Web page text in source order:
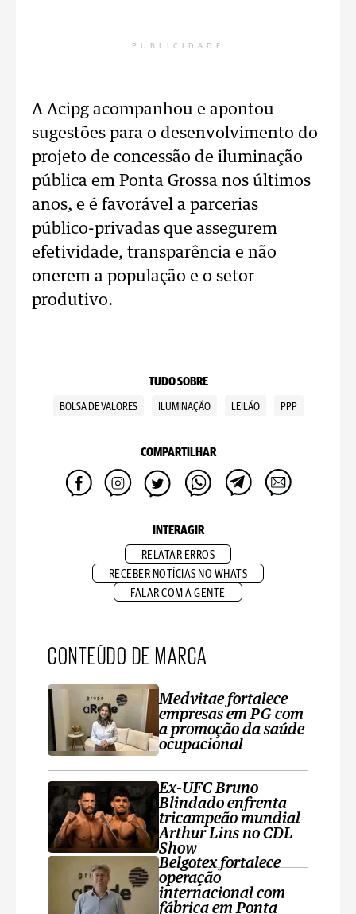
PUBLICIDADE
A Acipg acompanhou e apontou
sugestões para o desenvolvimento do
projeto de concessão de iluminação
pública em Ponta Grossa nos últimos
anos, e é favorável a parcerias
público-privadas que assegurem
efetividade, transparência e não
onerem a população e o setor
produtivo.
TUDO SOBRE
BOLSA DE VALORES ILUMINAÇÃO LEILÃO PPP
COMPARTILHAR
INTERAGIR
RELATAR ERROS
RECEBER NOTÍCIAS NO WHATS
FALAR COM A GENTE
CONTEÚDO DE MARCA
Medvitae fortalece
empresas em PG com
a promoção da saúde
ocupacional
Ex-UFC Bruno
Blindado enfrenta
tricampeão mundial
Arthur Lins no CDL
Show
Belgotex fortalece
operação
internacional com
fábrica em Ponta